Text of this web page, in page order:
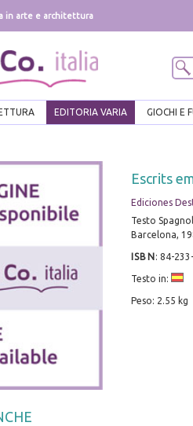
in arte e architettura
EDITORIA VARIA GIOCHI E
Escrits
Ediciones
Testo
Barcelona,
ISBN : 84-
Testo in:
Peso: 2.55 kg